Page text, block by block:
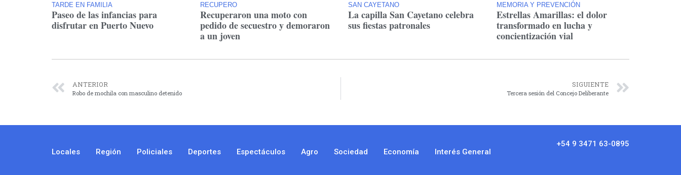
TARDE EN FAMILIA
Paseo de las infancias para
disfrutar en Puerto Nuevo
RECUPERO
Recuperaron una moto con
pedido de secuestro y demoraron
a un joven
SAN CAYETANO
La capilla San Cayetano celebra
sus fiestas patronales
MEMORIA Y PREVENCIÓN
Estrellas Amarillas: el dolor
transformado en lucha y
concientización vial
ANTERIOR
Robo de mochila con masculino detenido
SIGUIENTE
Tercera sesión del Concejo Deliberante
Locales Región Policiales Deportes Espectáculos Agro Sociedad Economía Interés General
+54 9 3471 63-0895